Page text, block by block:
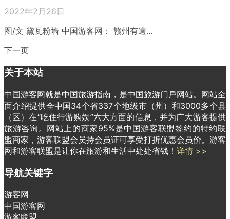
2022年2月26日
图/文 黛瓦粉墙 中国游客网： 赣州有逾…
下一页
关于本站
中国游客网就是中国旅游指南，是中国旅游门戶网站。网站全
面介绍提供全中国34个省337个地级市（州）和3000多个县
（区）在“吃住行游购娱”六大方面的信息，并为广大游客提供
旅游咨询。网站上的商家95%是中国游客联盟签约的特约联
盟商家，游客联盟会员持会员证可享受打折优惠会员价。游客
网和游客联盟是让你在旅游和生活中处处省钱！ 详情 >>
导航关键字
游客网
中国游客网